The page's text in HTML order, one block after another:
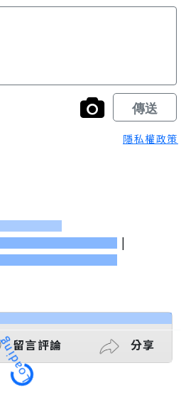
隱私權政策
|
留言評論 分享